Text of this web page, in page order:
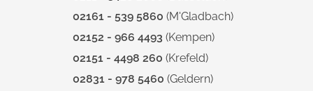
02161 - 539 5860 (M'Gladbach)
02152 - 966 4493 (Kempen)
02151 - 4498 260 (Krefeld)
02831 - 978 5460 (Geldern)